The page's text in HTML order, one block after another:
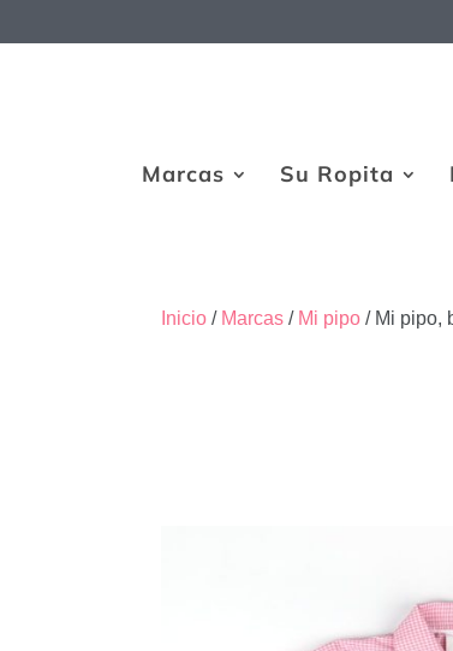
Marcas Su Ropita
Inicio / Marcas / Mi pipo / Mi pipo,